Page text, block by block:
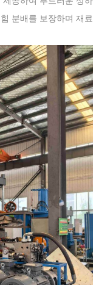
분배를 보장하며 재료